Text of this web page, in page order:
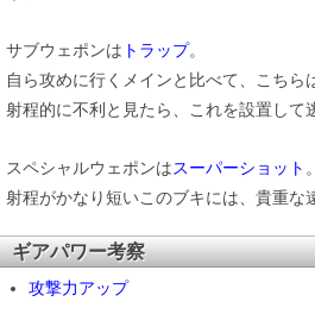
サブウェポンは トラップ。
自ら攻めに行くメインと比べて、こちら
射程的に不利と見たら、これを設置して
スペシャルウェポンはスーパーショット 。
射程がかなり短いこのブキには、貴重な
ギアパワー考察
攻撃力アップ